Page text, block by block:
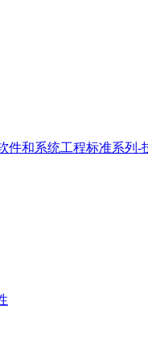
件和系统工程标准系列-